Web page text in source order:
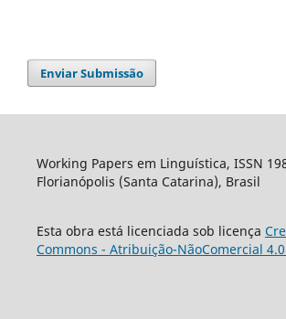
Enviar Submissão
Working Papers em Linguística, ISSN
Florianópolis (Santa Catarina), Brasil
Esta obra está licenciada sob licença
Commons - Atribuição-NãoComercial